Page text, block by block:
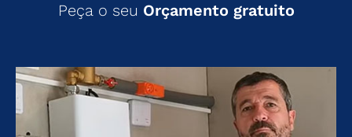
Peça o seu Orçamento gratuito